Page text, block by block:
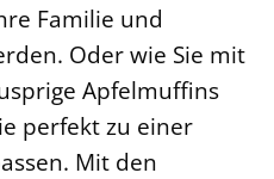
Familie und
Oder wie Sie mit
Apfelmuffins
perfekt zu einer
Mit den